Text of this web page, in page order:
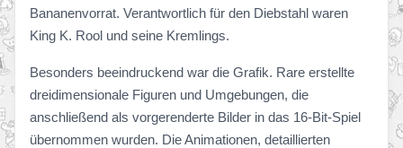
Bananenvorrat. Verantwortlich für den Diebstahl waren
King K. Rool und seine Kremlings.
Besonders beeindruckend war die Grafik. Rare erstellte
dreidimensionale Figuren und Umgebungen, die
anschließend als vorgerenderte Bilder in das 16-Bit-Spiel
übernommen wurden. Die Animationen, detaillierten